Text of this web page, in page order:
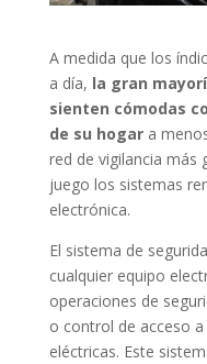
A medida que los
a día, la gran
sienten cómodas
de su hogara
red de vigilancia más
juego los sistemas
electrónica.
El sistema de
cualquier equipo
operaciones de
o control de acceso
eléctricas. Este